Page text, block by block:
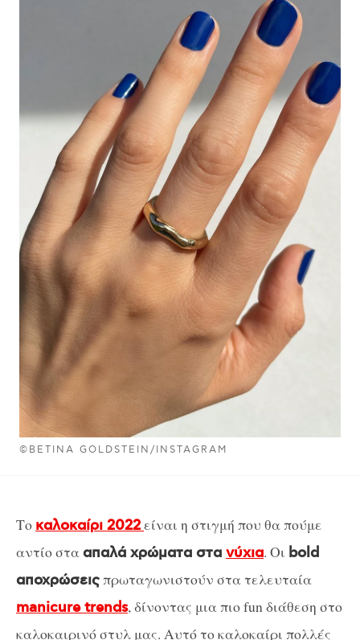
©BETINA GOLDSTEIN/INSTAGRAM
Το καλοκαίρι 2022είναι η στιγμή που θα πούμε
αντίο στααπαλά χρώματα στα νύχια. Οι bold
αποχρώσειςπρωταγωνιστούν στα τελευταία
manicure trends, δίνοντας μια πιο fun διάθεση στο
καλοκαιρινό στυλ μας. Αυτό το καλοκαίρι πολλές